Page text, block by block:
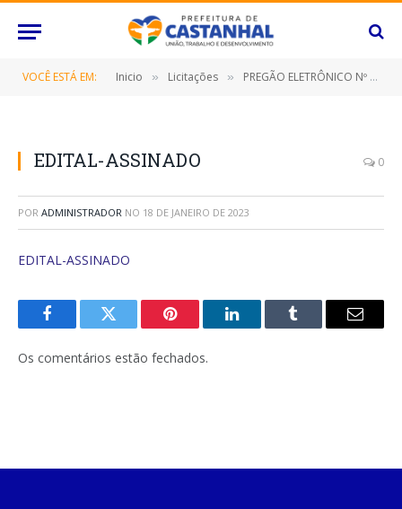
VOCÊ ESTÁ EM: Inicio » Licitações » PREGÃO ELETRÔNICO Nº 002/2023-SRP (Prestação de serviço de locação de veículos automotores tipo ambulância (tipo b), por um período de 12 (doze) meses)
EDITAL-ASSINADO 0
POR ADMINISTRADOR NO 18 DE JANEIRO DE 2023
EDITAL-ASSINADO
FacebookTwitter Pinterest O
Tumblr
E-
Os comentários estão fechados.